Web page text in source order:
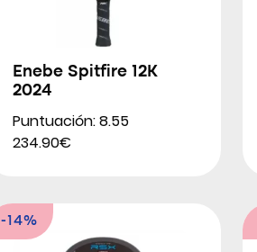
Enebe Spitfire 12K
2024
Puntuación: 8.55
234.90€
-14%